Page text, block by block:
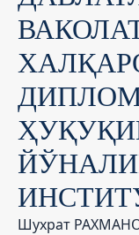
Шухрат